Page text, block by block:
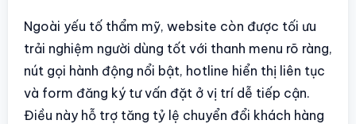
Ngoài yếu tố thẩm mỹ, website còn được tối ưu
trải nghiệm người dùng tốt với thanh menu rõ ràng,
nút gọi hành động nổi bật, hotline hiển thị liên tục
và form đăng ký tư vấn đặt ở vị trí dễ tiếp cận.
Điều này hỗ trợ tăng tỷ lệ chuyển đổi khách hàng